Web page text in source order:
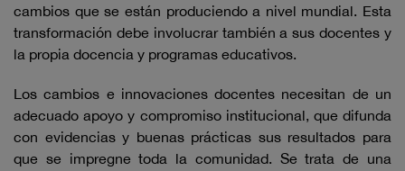
cambios que se están produciendo a nivel mundial. Esta
transformación debe involucrar también a sus docentes y
la propia docencia y programas educativos.
Los cambios e innovaciones docentes necesitan de un
adecuado apoyo y compromiso institucional, que difunda
con evidencias y buenas prácticas sus resultados para
que se impregne toda la comunidad. Se trata de una